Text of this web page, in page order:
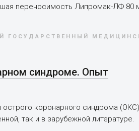
переносимость Липромак-ЛФ 80
ГОСУДАРСТВЕННЫЙ
синдроме. Опыт
коронарного синдрома (ОКС)
так и в зарубежной литературе.